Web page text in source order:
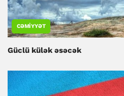
CƏMIYYƏT
Güclü külək əsəcək